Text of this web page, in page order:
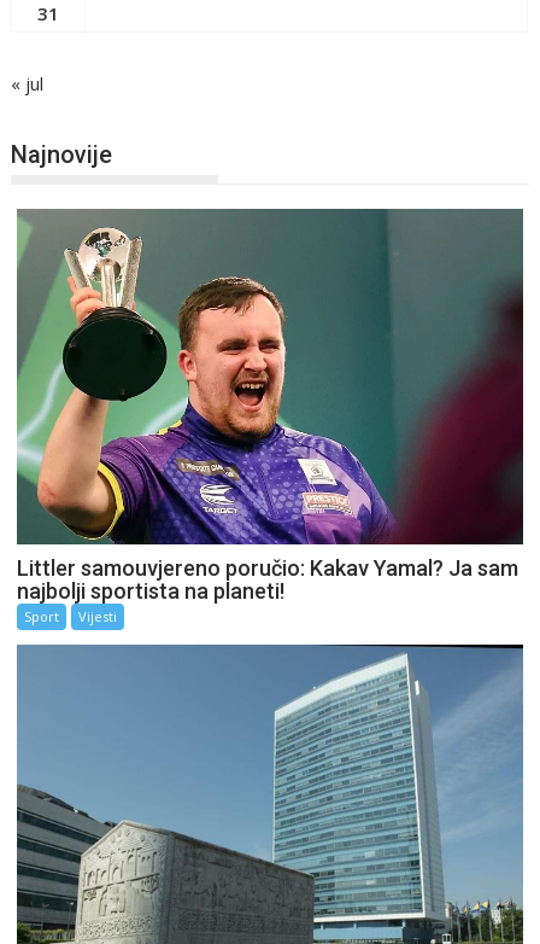
31
« jul
Najnovije
Littler samouvjereno poručio: Kakav Yamal? Ja sam
najbolji sportista na planeti!
Sport Vijesti